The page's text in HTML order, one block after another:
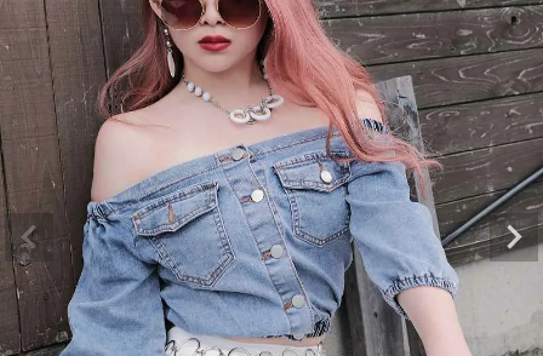
＝ボムシェル】はダンス衣装専門ブランド。
衣装ならお任せ！オリジナル衣装やダンス衣装のトータル
ィネートのご提案。 ボムシェルならではの最新で斬新な
えをお届け。 撮影で使用してる小物や靴などダンサー必
ーデはイメージしやすく、全てボムシェルでご購入可能。
とは差別化出来るしっかりした衣装のご提案はダンサー
ージ映えを全力で応援してます。
【B/bomb
「これど
好き女子
レッスン
シルエット
ゃれ女子